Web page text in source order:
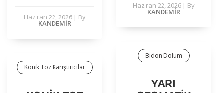
Haziran 22, 2026 | By
KANDEMIR
Haziran 22, 2026 | By
KANDEMIR
Bidon Dolum
YARI
Konik Toz Karıştırıcılar